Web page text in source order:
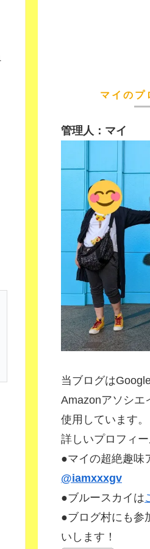
マイのプ
管理人：マイ
当ブログは
Amazonアソシエ
使用しています。
詳しいプロフィ
●マイの超絶趣味
@iamxxxgv
●ブルースカイは
●ブログ村にも参
いします！